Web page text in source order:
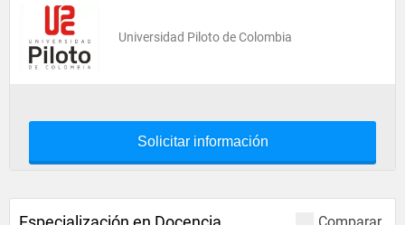
Universidad Piloto de Colombia
Solicitar información